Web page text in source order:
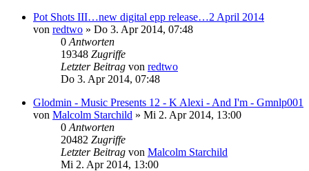
Pot Shots III…new digital epp release…2 April 2014
von redtwo » Do 3. Apr 2014, 07:48
0 Antworten
19348 Zugriffe
Letzter Beitrag von redtwo
Do 3. Apr 2014, 07:48
Glodmin - Music Presents 12 - K Alexi - And I'm - Gmnlp001
von Malcolm Starchild » Mi 2. Apr 2014, 13:00
0 Antworten
20482 Zugriffe
Letzter Beitrag von Malcolm Starchild
Mi 2. Apr 2014, 13:00